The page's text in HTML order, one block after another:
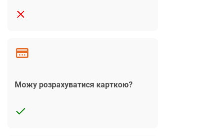
Можу розрахуватися карткою?